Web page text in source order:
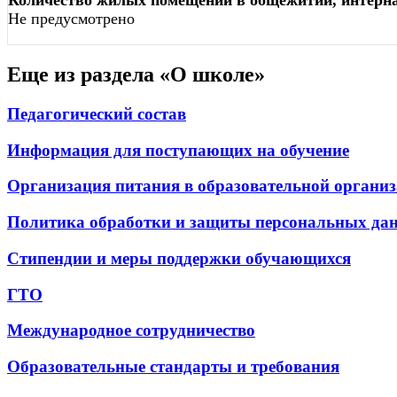
Не предусмотрено
Еще из раздела «О школе»
Педагогический состав
Информация для поступающих на обучение
Организация питания в образовательной
Политика обработки и защиты персональных
Стипендии и меры поддержки обучающихся
ГТО
Международное сотрудничество
Образовательные стандарты и требования